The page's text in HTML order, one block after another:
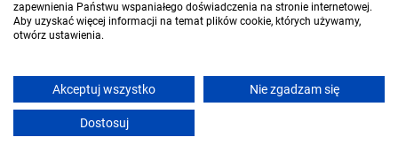
Szukaj wygodnie
zadzwoń do gospodarza.
zapewnienia Państwu wspaniałego doświadczenia na stronie internetowej.
Aby uzyskać więcej informacji na temat plików cookie, których używamy,
otwórz ustawienia.
Akceptuj wszystko Nie zgadzam się
Dostosuj